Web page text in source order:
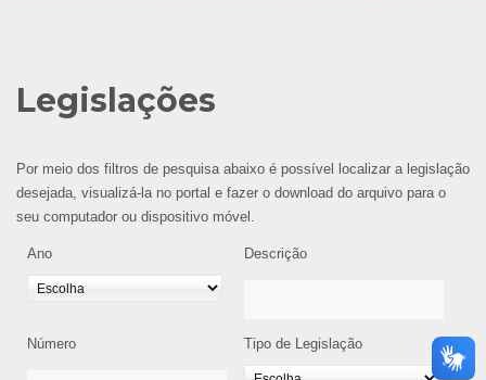
Legislações
Por meio dos filtros de pesquisa abaixo é possível localizar a legislação
desejada, visualizá-la no portal e fazer o download do arquivo para o
seu computador ou dispositivo móvel.
Ano Descrição
Número Tipo de Legislação